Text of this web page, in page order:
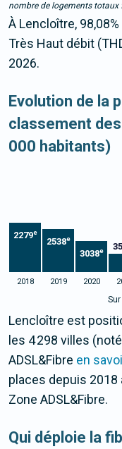
nombre de logements totaux
À Lencloître,
Très Haut débit
2026.
Evolution de la
classement
000 habitants)
2279e
2538e
3038e
2018 2019 2020
Lencloître est
les 4 298 villes
ADSL&Fibre en
places depuis 2018
Zone ADSL&Fibre.
Qui déploie la